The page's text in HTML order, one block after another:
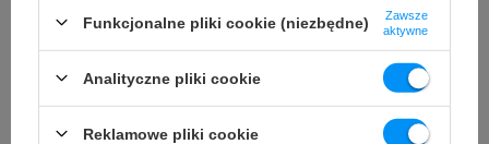
200 kg
Funkcjonalne pliki cookie (niezbędne)
Zawsze
aktywne
Analityczne pliki cookie
Reklamowe pliki cookie